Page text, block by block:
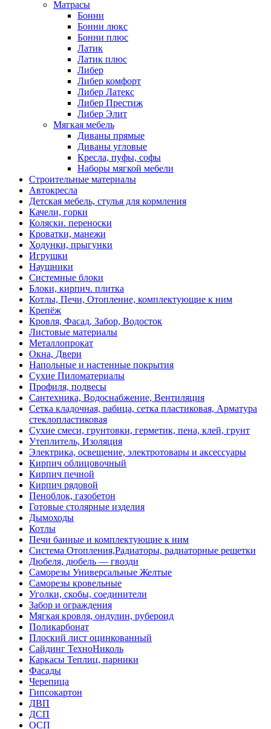
Матрасы
Бонни
Бонни люкс
Бонни плюс
Латик
Латик плюс
Либер
Либер комфорт
Либер Латекс
Либер Престиж
Либер Элит
Мягкая мебель
Диваны прямые
Диваны угловые
Кресла, пуфы, софы
Наборы мягкой мебели
Строительные материалы
Автокресла
Детская мебель, стулья для кормления
Качели, горки
Коляски. переноски
Кроватки, манежи
Ходунки, прыгунки
Игрушки
Наушники
Системные блоки
Блоки, кирпич. плитка
Котлы, Печи, Отопление, комплектующие к ним
Крепёж
Кровля, Фасад, Забор, Водосток
Листовые материалы
Металлопрокат
Окна, Двери
Напольные и настенные покрытия
Сухие Пиломатериалы
Профиля, подвесы
Сантехника, Водоснабжение, Вентиляция
Сетка кладочная, рабица, сетка пластиковая, Арматура
стеклопластиковая
Сухие смеси, грунтовки, герметик, пена, клей, грунт
Утеплитель, Изоляция
Электрика, освещение, электротовары и аксессуары
Кирпич облицовочный
Кирпич печной
Кирпич рядовой
Пеноблок, газобетон
Готовые столярные изделия
Дымоходы
Котлы
Печи банные и комплектующие к ним
Система Отопления,Радиаторы, радиаторные решетки
Дюбеля, дюбель — гвозди
Саморезы Универсальные Желтые
Саморезы кровельные
Уголки, скобы, соединители
Забор и ограждения
Мягкая кровля, ондулин, рубероид
Поликарбонат
Плоский лист оцинкованный
Сайдинг ТехноНиколь
Каркасы Теплиц, парники
Фасады
Черепица
Гипсокартон
ДВП
ДСП
ОСП